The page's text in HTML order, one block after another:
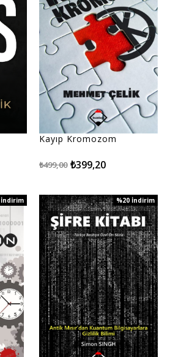
Kayıp Kromozom
₺399,20
₺499,00
İndirim
%20 İndirim
%20İndirim